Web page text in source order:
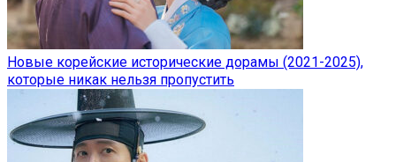
Новые корейские исторические дорамы (2021-2025),
которые никак нельзя пропустить